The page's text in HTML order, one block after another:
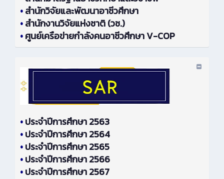
•สำนักวิจัยและพัฒนาอาชีวศึกษา
•สำนักงานวิจัยแห่งชาติ (วช.)
•ศูนย์เครือข่ายกำลังคนอาชีวศึกษา V-COP
•ประจำปีการศึกษา 2563
•ประจำปีการศึกษา 2564
•ประจำปีการศึกษา 2565
•ประจำปีการศึกษา 2566
•ประจำปีการศึกษา 2567